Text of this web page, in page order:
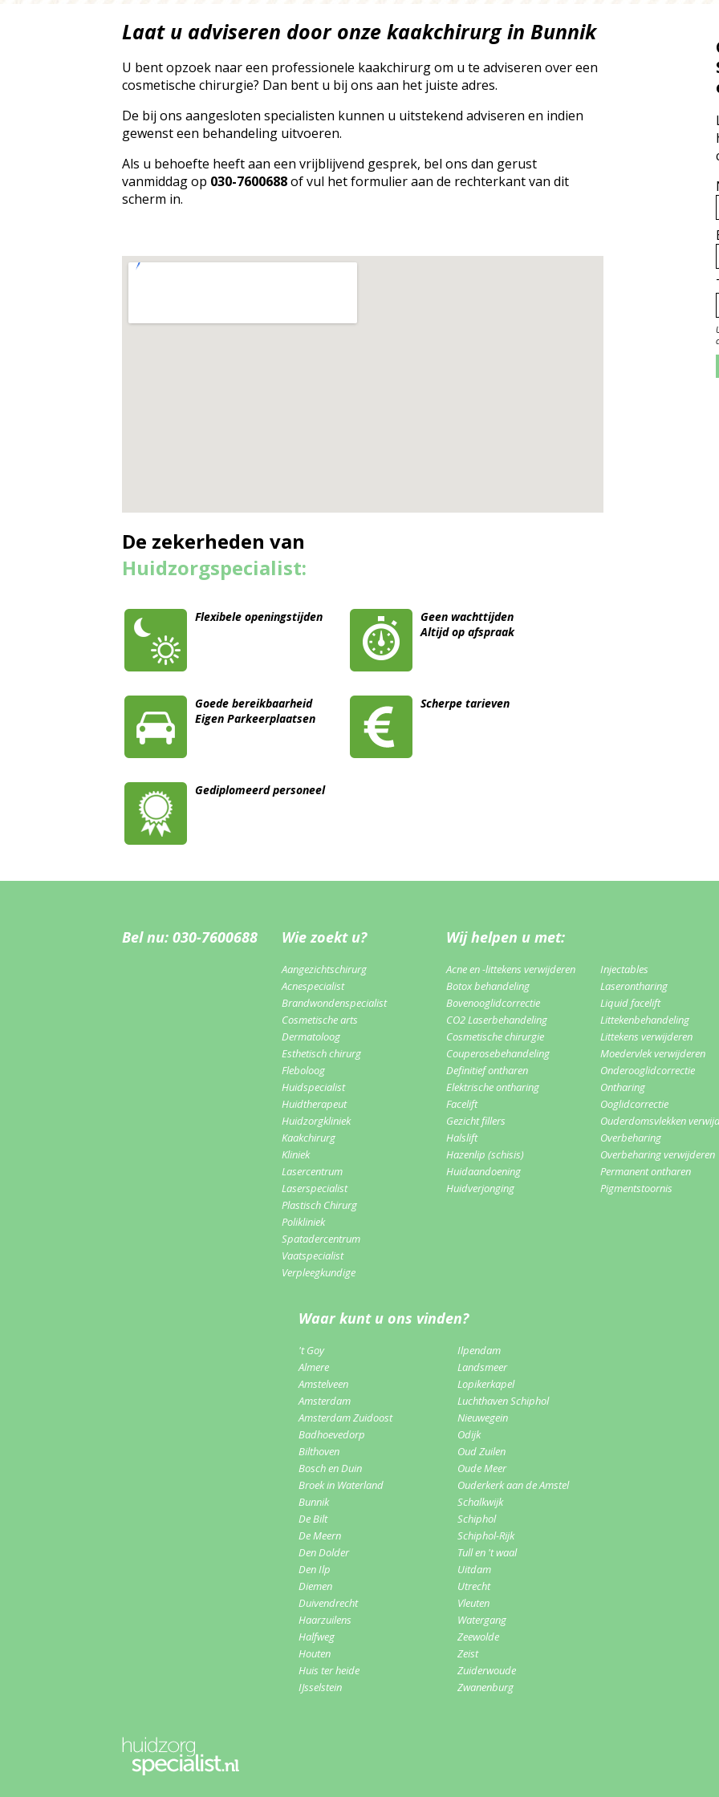
Laat u adviseren door onze kaakchirurg in Bunnik
U bent opzoek naar een professionele kaakchirurg om u te adviseren over een
cosmetische chirurgie? Dan bent u bij ons aan het juiste adres.
De bij ons aangesloten specialisten kunnen u uitstekend adviseren en indien
gewenst een behandeling uitvoeren.
Als u behoefte heeft aan een vrijblijvend gesprek, bel ons dan gerust
vanmiddag op 030-7600688of vul het formulier aan de rechterkant van dit
scherm in.
De zekerheden van
Huidzorgspecialist:
Flexibele openingstijden
Geen wachttijden
Altijd op afspraak
Goede bereikbaarheid
Eigen Parkeerplaatsen
Scherpe tarieven
Gediplomeerd personeel
Bel nu: 030-7600688 Wie zoekt u?
Aangezichtschirurg
Acnespecialist
Brandwondenspecialist
Cosmetische arts
Dermatoloog
Esthetisch chirurg
Fleboloog
Huidspecialist
Huidtherapeut
Huidzorgkliniek
Kaakchirurg
Kliniek
Lasercentrum
Laserspecialist
Plastisch Chirurg
Polikliniek
Spatadercentrum
Vaatspecialist
Verpleegkundige
Wij helpen u met:
Acne en -littekens verwijderen
Botox behandeling
Bovenooglidcorrectie
CO2 Laserbehandeling
Cosmetische chirurgie
Couperosebehandeling
Definitief ontharen
Elektrische ontharing
Facelift
Gezicht fillers
Halslift
Hazenlip (schisis)
Huidaandoening
Huidverjonging
Injectables
Laserontharing
Liquid facelift
Littekenbehandeling
Littekens verwijderen
Moedervlek verwijderen
Onderooglidcorrectie
Ontharing
Ooglidcorrectie
Ouderdomsvlekken
Overbeharing
Overbeharing verwijderen
Permanent ontharen
Pigmentstoornis
Waar kunt u ons vinden?
't Goy
Almere
Amstelveen
Amsterdam
Amsterdam Zuidoost
Badhoevedorp
Bilthoven
Bosch en Duin
Broek in Waterland
Bunnik
De Bilt
De Meern
Den Dolder
Den Ilp
Diemen
Duivendrecht
Haarzuilens
Halfweg
Houten
Huis ter heide
IJsselstein
Ilpendam
Landsmeer
Lopikerkapel
Luchthaven Schiphol
Nieuwegein
Odijk
Oud Zuilen
Oude Meer
Ouderkerk aan de Amstel
Schalkwijk
Schiphol
Schiphol-Rijk
Tull en 't waal
Uitdam
Utrecht
Vleuten
Watergang
Zeewolde
Zeist
Zuiderwoude
Zwanenburg